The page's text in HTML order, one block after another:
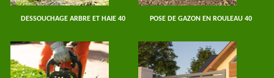
DESSOUCHAGE ARBRE ET HAIE 40 POSE DE GAZON EN ROULEAU 40